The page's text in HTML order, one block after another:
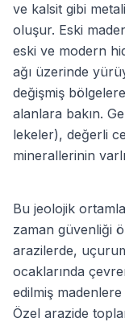
ve kalsit gibi
oluşur. Eski
eski ve modern
ağı üzerinde
değişmiş
alanlara bakın.
lekeler), değerli
minerallerinin
Bu jeolojik
zaman güvenliği
arazilerde,
ocaklarında
edilmiş
Özel arazide